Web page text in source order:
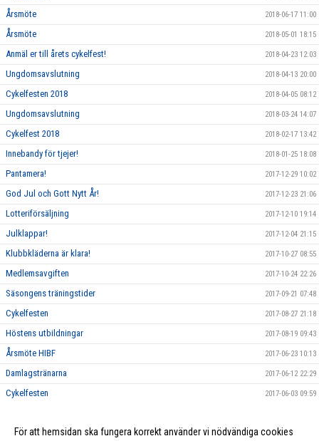
Årsmöte 2018-06-17 11:00
Årsmöte 2018-05-01 18:15
Anmäl er till årets cykelfest! 2018-04-23 12:03
Ungdomsavslutning 2018-04-13 20:00
Cykelfesten 2018 2018-04-05 08:12
Ungdomsavslutning 2018-03-24 14:07
Cykelfest 2018 2018-02-17 13:42
Innebandy för tjejer! 2018-01-25 18:08
Pantamera! 2017-12-29 10:02
God Jul och Gott Nytt År! 2017-12-23 21:06
Lotteriförsäljning 2017-12-10 19:14
Julklappar! 2017-12-04 21:15
Klubbkläderna är klara! 2017-10-27 08:55
Medlemsavgiften 2017-10-24 22:26
Säsongens träningstider 2017-09-21 07:48
Cykelfesten 2017-08-27 21:18
Höstens utbildningar 2017-08-19 09:43
Årsmöte HIBF 2017-06-23 10:13
Damlagstränarna 2017-06-12 22:29
Cykelfesten 2017-06-03 09:59
Tränare herrlag! 2017-05-25 21:59
För att hemsidan ska fungera korrekt använder vi nödvändiga cookies